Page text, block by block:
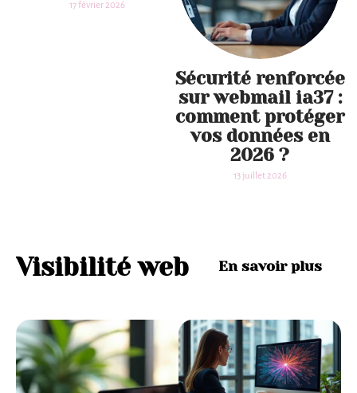
17 février 2026
Sécurité renforcée
sur webmail ia37 :
comment protéger
vos données en
2026 ?
13 juillet 2026
Visibilité web En savoir plus